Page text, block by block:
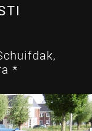
*